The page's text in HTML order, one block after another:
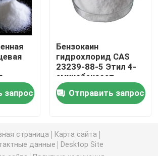
промежуточные звена
химикаты
сырье
запрос
Бензокаин
гидрохлорид CAS
23239-88-5 Этил 4-
аминобензоат
гидрохлорид
Отправить запрос
страница
Карта сайта
данные
Desktop Site